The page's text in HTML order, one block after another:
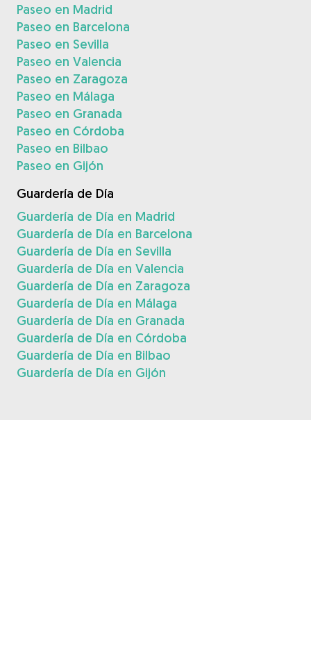
Paseo en Madrid
Paseo en Barcelona
Paseo en Sevilla
Paseo en Valencia
Paseo en Zaragoza
Paseo en Málaga
Paseo en Granada
Paseo en Córdoba
Paseo en Bilbao
Paseo en Gijón
Guardería de Día
Guardería de Día en Madrid
Guardería de Día en Barcelona
Guardería de Día en Sevilla
Guardería de Día en Valencia
Guardería de Día en Zaragoza
Guardería de Día en Málaga
Guardería de Día en Granada
Guardería de Día en Córdoba
Guardería de Día en Bilbao
Guardería de Día en Gijón